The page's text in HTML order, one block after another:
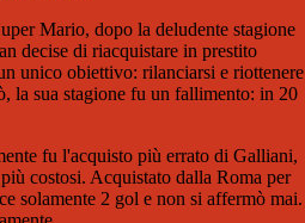
Mario, dopo la deludente stagione
decise di riacquistare in prestito
unico obiettivo: rilanciarsi e riottenere
la sua stagione fu un fallimento: in 20
fu l'acquisto più errato di Galliani,
costosi. Acquistato dalla Roma per
solamente 2 gol e non si affermò mai.